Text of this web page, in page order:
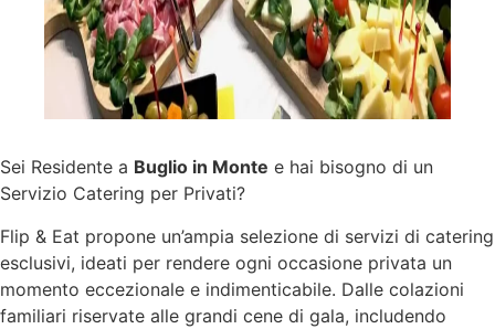
Sei Residente a Buglio in Monte e hai bisogno di un
Servizio Catering per Privati?
Flip & Eat propone un’ampia selezione di servizi di catering
esclusivi, ideati per rendere ogni occasione privata un
momento eccezionale e indimenticabile. Dalle colazioni
familiari riservate alle grandi cene di gala, includendo